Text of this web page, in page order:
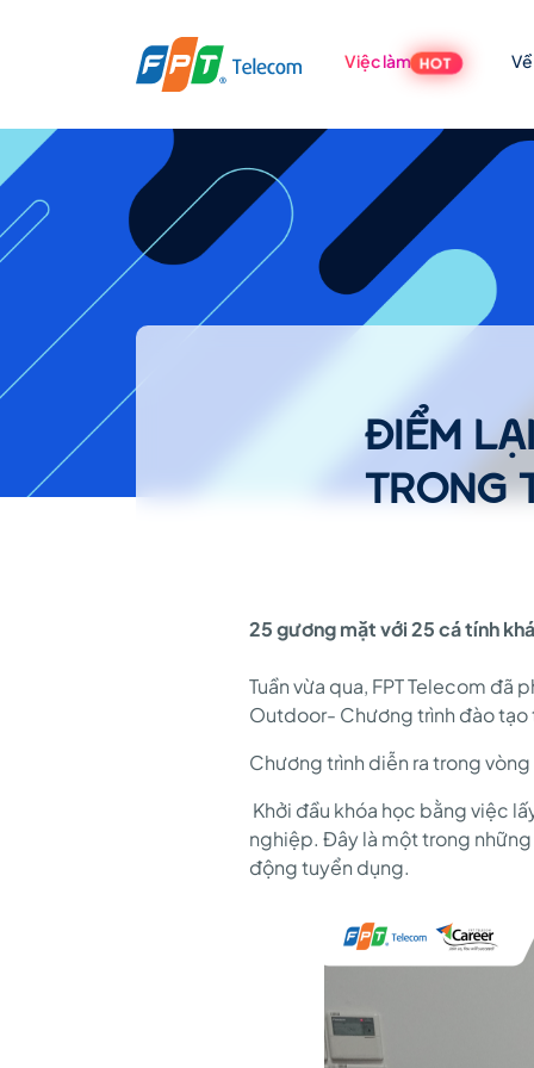
Việc làm HOT
ĐIỂM
LẠI
NHỮNG
HÌNH
ẢNH
ĐIỂM
TRONG
25 gương mặt với 25 cá tính
Tuần vừa qua, FPT Telecom
Outdoor- Chương trình đào tạo
Chương trình diễn ra trong
Khởi đầu khóa học bằng việc
nghiệp. Đây là một trong
động tuyển dụng.